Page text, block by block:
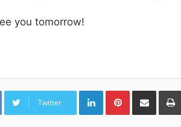
you tomorrow!
Twitter
LinkedinPinterest
Compartilhar via e-mail